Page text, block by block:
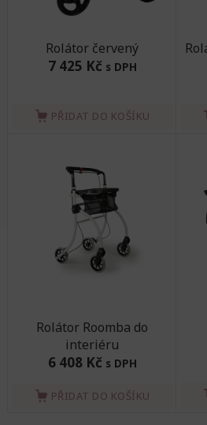
Rolátor červený
7 425 Kč s DPH
PŘIDAT DO KOŠÍKU
Rolátor Roomba do
interiéru
6 408 Kč s DPH
PŘIDAT DO KOŠÍKU